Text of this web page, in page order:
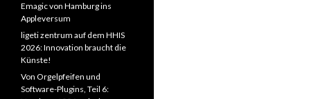
Emagic von Hamburg ins
Appleversum
ligeti zentrum auf dem HHIS
2026: Innovation braucht die
Künste!
Von Orgelpfeifen und
Software-Plugins, Teil 6: